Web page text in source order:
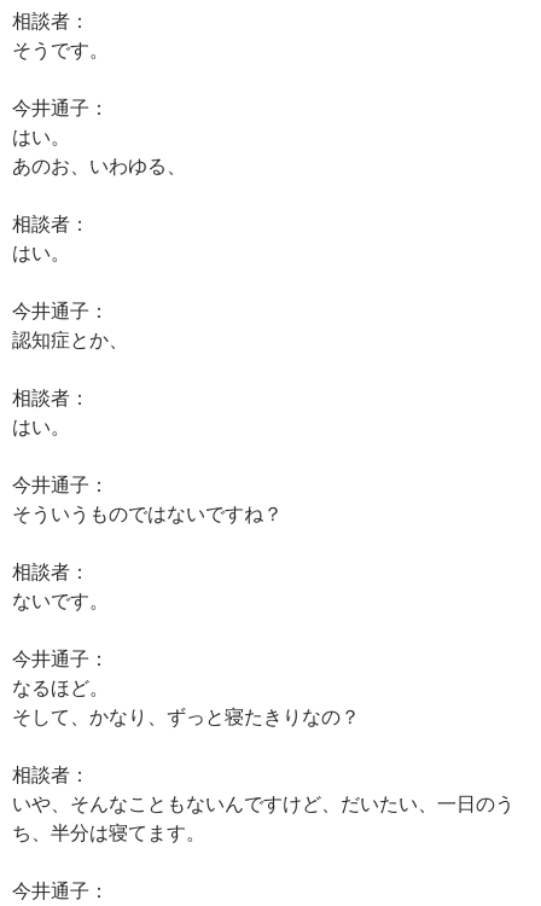
相談者：
そうです。
今井通子：
はい。
あのお、いわゆる、
相談者：
はい。
今井通子：
認知症とか、
相談者：
はい。
今井通子：
そういうものではないですね？
相談者：
ないです。
今井通子：
なるほど。
そして、かなり、ずっと寝たきりなの？
相談者：
いや、そんなこともないんですけど、だいたい、一日のう
ち、半分は寝てます。
今井通子：